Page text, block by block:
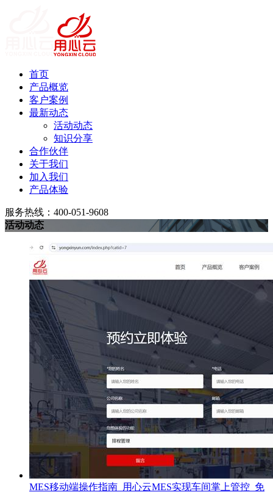
首页
产品概览
客户案例
最新动态
活动动态
知识分享
合作伙伴
关于我们
加入我们
产品体验
服务热线：400-051-9608
活动动态
MES移动端操作指南_用心云MES实现车间掌上管控_免